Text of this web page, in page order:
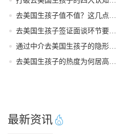
去美国生孩子值不值？这几点好处帮你算清账！
去美国生孩子签证面谈环节要注意的事项
通过中介去美国生孩子的隐形陷阱
去美国生孩子的热度为何居高不下
最新资讯